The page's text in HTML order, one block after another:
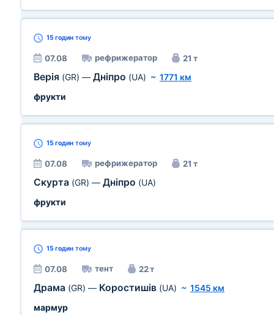
15 годин тому
07.08 рефрижератор 21 т
Верія (GR) — Дніпро (UA) ~ 1771 км
фрукти
15 годин тому
07.08 рефрижератор 21 т
Скурта (GR) — Дніпро (UA)
фрукти
15 годин тому
07.08 тент 22 т
Драма (GR) — Коростишів (UA) ~ 1545 км
мармур